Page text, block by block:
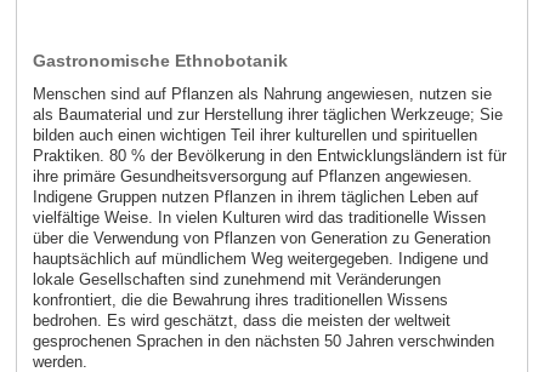
Gastronomische Ethnobotanik
Menschen sind auf Pflanzen als Nahrung angewiesen, nutzen sie
als Baumaterial und zur Herstellung ihrer täglichen Werkzeuge; Sie
bilden auch einen wichtigen Teil ihrer kulturellen und spirituellen
Praktiken. 80 % der Bevölkerung in den Entwicklungsländern ist für
ihre primäre Gesundheitsversorgung auf Pflanzen angewiesen.
Indigene Gruppen nutzen Pflanzen in ihrem täglichen Leben auf
vielfältige Weise. In vielen Kulturen wird das traditionelle Wissen
über die Verwendung von Pflanzen von Generation zu Generation
hauptsächlich auf mündlichem Weg weitergegeben. Indigene und
lokale Gesellschaften sind zunehmend mit Veränderungen
konfrontiert, die die Bewahrung ihres traditionellen Wissens
bedrohen. Es wird geschätzt, dass die meisten der weltweit
gesprochenen Sprachen in den nächsten 50 Jahren verschwinden
werden.